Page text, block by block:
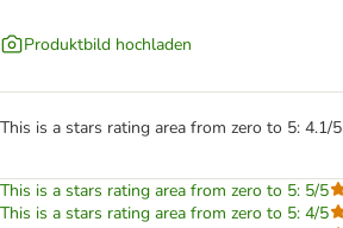
Produktbild hochladen
This is a stars rating area from zero to 5: 4.1/5
This is a stars rating area from zero to 5: 5/5
This is a stars rating area from zero to 5: 4/5